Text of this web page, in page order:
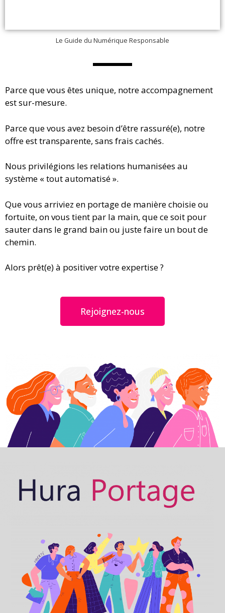
Le Guide du Numérique Responsable
Parce que vous êtes unique, notre accompagnement
est sur-mesure.
Parce que vous avez besoin d’être rassuré(e), notre
offre est transparente, sans frais cachés.
Nous privilégions les relations humanisées au
système « tout automatisé ».
Que vous arriviez en portage de manière choisie ou
fortuite, on vous tient par la main, que ce soit pour
sauter dans le grand bain ou juste faire un bout de
chemin.
Alors prêt(e) à positiver votre expertise ?
Rejoignez-nous